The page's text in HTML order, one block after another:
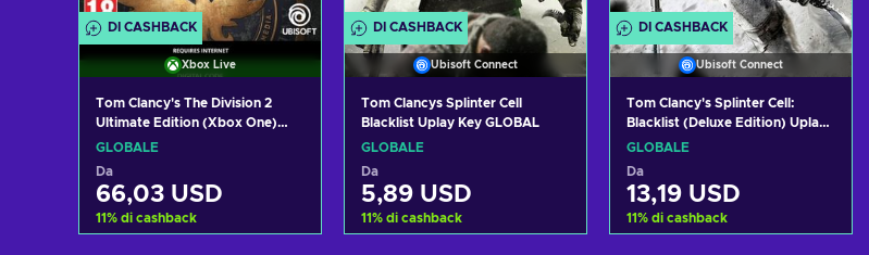
DI CASHBACK
Xbox Live
Tom Clancy's The Division 2
Ultimate Edition (Xbox One)
Xbox Live Key GLOBAL
GLOBALE
Da
66,03 USD
11% di cashback
DI CASHBACK
Ubisoft Connect
Tom Clancys Splinter Cell
Blacklist Uplay Key GLOBAL
GLOBALE
Da
5,89 USD
11% di cashback
DI CASHBACK
Ubisoft Connect
Tom Clancy's Splinter Cell:
Blacklist (Deluxe Edition) Uplay
Key GLOBAL
GLOBALE
Da
13,19 USD
11% di cashback